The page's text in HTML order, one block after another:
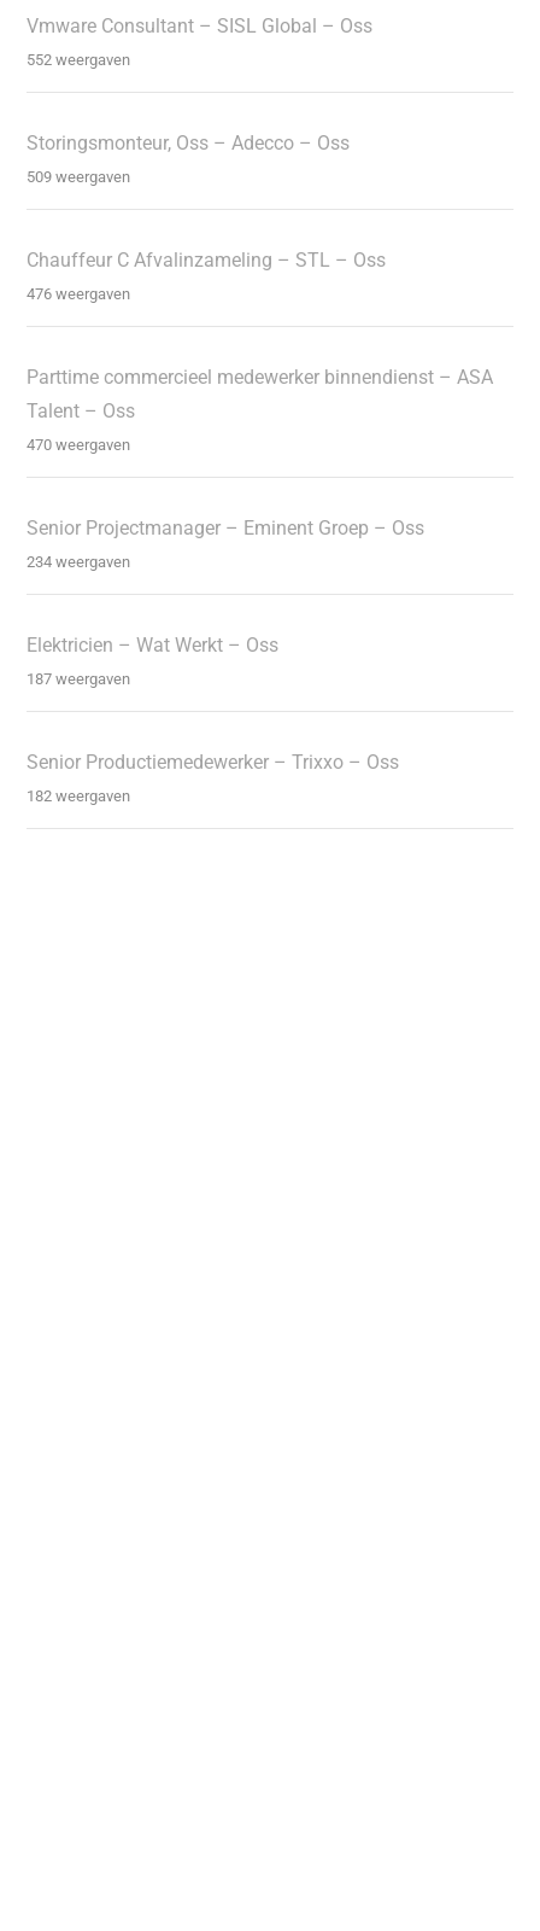
Vmware Consultant – SISL Global – Oss
552 weergaven
Storingsmonteur, Oss – Adecco – Oss
509 weergaven
Chauffeur C Afvalinzameling – STL – Oss
476 weergaven
Parttime commercieel medewerker binnendienst – ASA
Talent – Oss
470 weergaven
Senior Projectmanager – Eminent Groep – Oss
234 weergaven
Elektricien – Wat Werkt – Oss
187 weergaven
Senior Productiemedewerker – Trixxo – Oss
182 weergaven